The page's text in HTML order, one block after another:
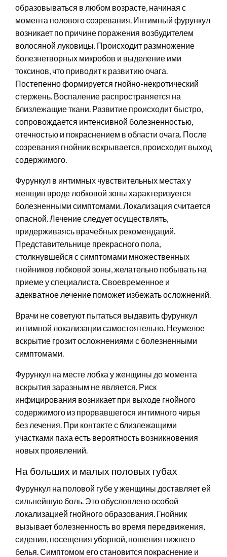
образовываться в любом возрасте, начиная с
момента полового созревания. Интимный фурункул
возникает по причине поражения возбудителем
волосяной луковицы. Происходит размножение
болезнетворных микробов и выделение ими
токсинов, что приводит к развитию очага.
Постепенно формируется гнойно-некротический
стержень. Воспаление распространяется на
близлежащие ткани. Развитие происходит быстро,
сопровождается интенсивной болезненностью,
отечностью и покраснением в области очага. После
созревания гнойник вскрывается, происходит выход
содержимого.
Фурункул в интимных чувствительных местах у
женщин вроде лобковой зоны характеризуется
болезненными симптомами. Локализация считается
опасной. Лечение следует осуществлять,
придерживаясь врачебных рекомендаций.
Представительнице прекрасного пола,
столкнувшейся с симптомами множественных
гнойников лобковой зоны, желательно побывать на
приеме у специалиста. Своевременное и
адекватное лечение поможет избежать осложнений.
Врачи не советуют пытаться выдавить фурункул
интимной локализации самостоятельно. Неумелое
вскрытие грозит осложнениями с болезненными
симптомами.
Фурункул на месте лобка у женщины до момента
вскрытия заразным не является. Риск
инфицирования возникает при выходе гнойного
содержимого из прорвавшегося интимного чирья
без лечения. При контакте с близлежащими
участками паха есть вероятность возникновения
новых проявлений.
На больших и малых половых губах
Фурункул на половой губе у женщины доставляет ей
сильнейшую боль. Это обусловлено особой
локализацией гнойного образования. Гнойник
вызывает болезненность во время передвижения,
сидения, посещения уборной, ношения нижнего
белья. Симптомом его становится покраснение и